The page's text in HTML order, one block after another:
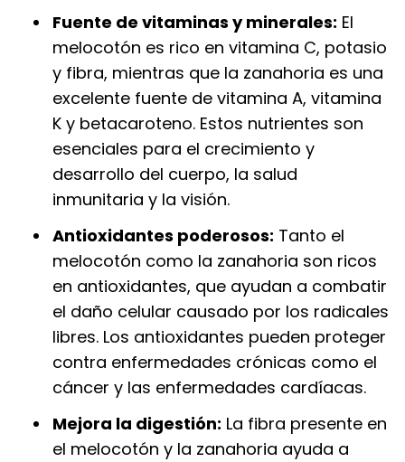
Fuente de vitaminas y minerales: El
melocotón es rico en vitamina C, potasio
y fibra, mientras que la zanahoria es una
excelente fuente de vitamina A, vitamina
K y betacaroteno. Estos nutrientes son
esenciales para el crecimiento y
desarrollo del cuerpo, la salud
inmunitaria y la visión.
Antioxidantes poderosos: Tanto el
melocotón como la zanahoria son ricos
en antioxidantes, que ayudan a combatir
el daño celular causado por los radicales
libres. Los antioxidantes pueden proteger
contra enfermedades crónicas como el
cáncer y las enfermedades cardíacas.
Mejora la digestión: La fibra presente en
el melocotón y la zanahoria ayuda a